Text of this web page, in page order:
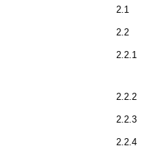
2.1
2.2
2.2.1
2.2.2
2.2.3
2.2.4